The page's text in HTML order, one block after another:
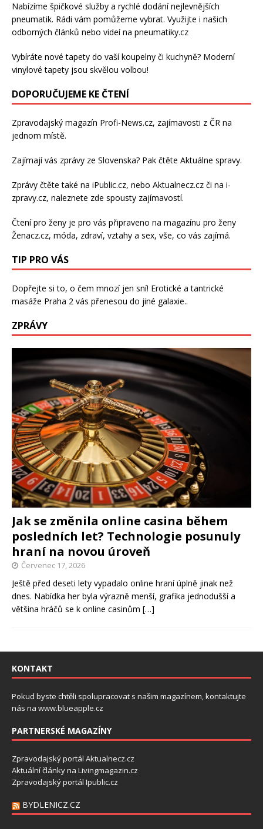
Nabízíme špičkové služby a rychlé dodánínejlevnějších
pneumatik. Rádi vám pomůžeme vybrat. Využijte i našich
odborných článků nebo videí na pneumatiky.cz
Vybíráte nové tapety do vaší koupelny či kuchyně? Moderní
vinylové tapety jsou skvělou volbou!
DOPORUČUJEME KE ČTENÍ
Zpravodajský magazín Profi-News.cz, zajímavosti z ČR na
jednom místě.
Zajímají vás zprávy ze Slovenska? Pak čtěte Aktuálne spravy.
Zprávy čtěte také na iPublic.cz, nebo Aktualnecz.cz či na i-
zpravy.cz, naleznete zde spousty zajímavostí.
Čtení pro ženy je pro vás připraveno na magazínu pro ženy
Ženacz.cz, móda, zdraví, vztahy a sex, vše, co vás zajímá.
TIP PRO VÁS
Dopřejte si to, o čem mnozí jen sní! Erotické a tantrické
masáže Praha 2 vás přenesou do jiné galaxie..
ZPRÁVY
Jak se změnila online casina během
posledních let? Technologie posunuly
hraní na novou úroveň
Červenec 17, 2026
Ještě před deseti lety vypadalo online hraní úplně jinak než
dnes. Nabídka her byla výrazně menší, grafika jednodušší a
většina hráčů se k online casinům […]
KONTAKT
Pokud byste chtěli spolupracovat s našim magazínem, kontaktujte
nás na www.blueapple.cz
PARTNERSKÉ MAGAZÍNY
Zpravodajský portál Aktualnecz.cz
Aktuální články na Livingmagazin.cz
Zpravodajský portál Ipublic.cz
BYDLENICZ.CZ